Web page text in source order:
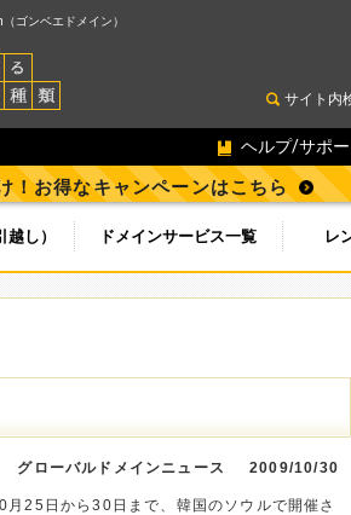
ゴンベエドメイン）
サイト内
ヘルプ/サポ
！お得なキャンペーンはこちら
越し） ドメインサービス一覧 レ
グローバルドメインニュース 2009/10/30
25日から30日まで、韓国のソウルで開催さ